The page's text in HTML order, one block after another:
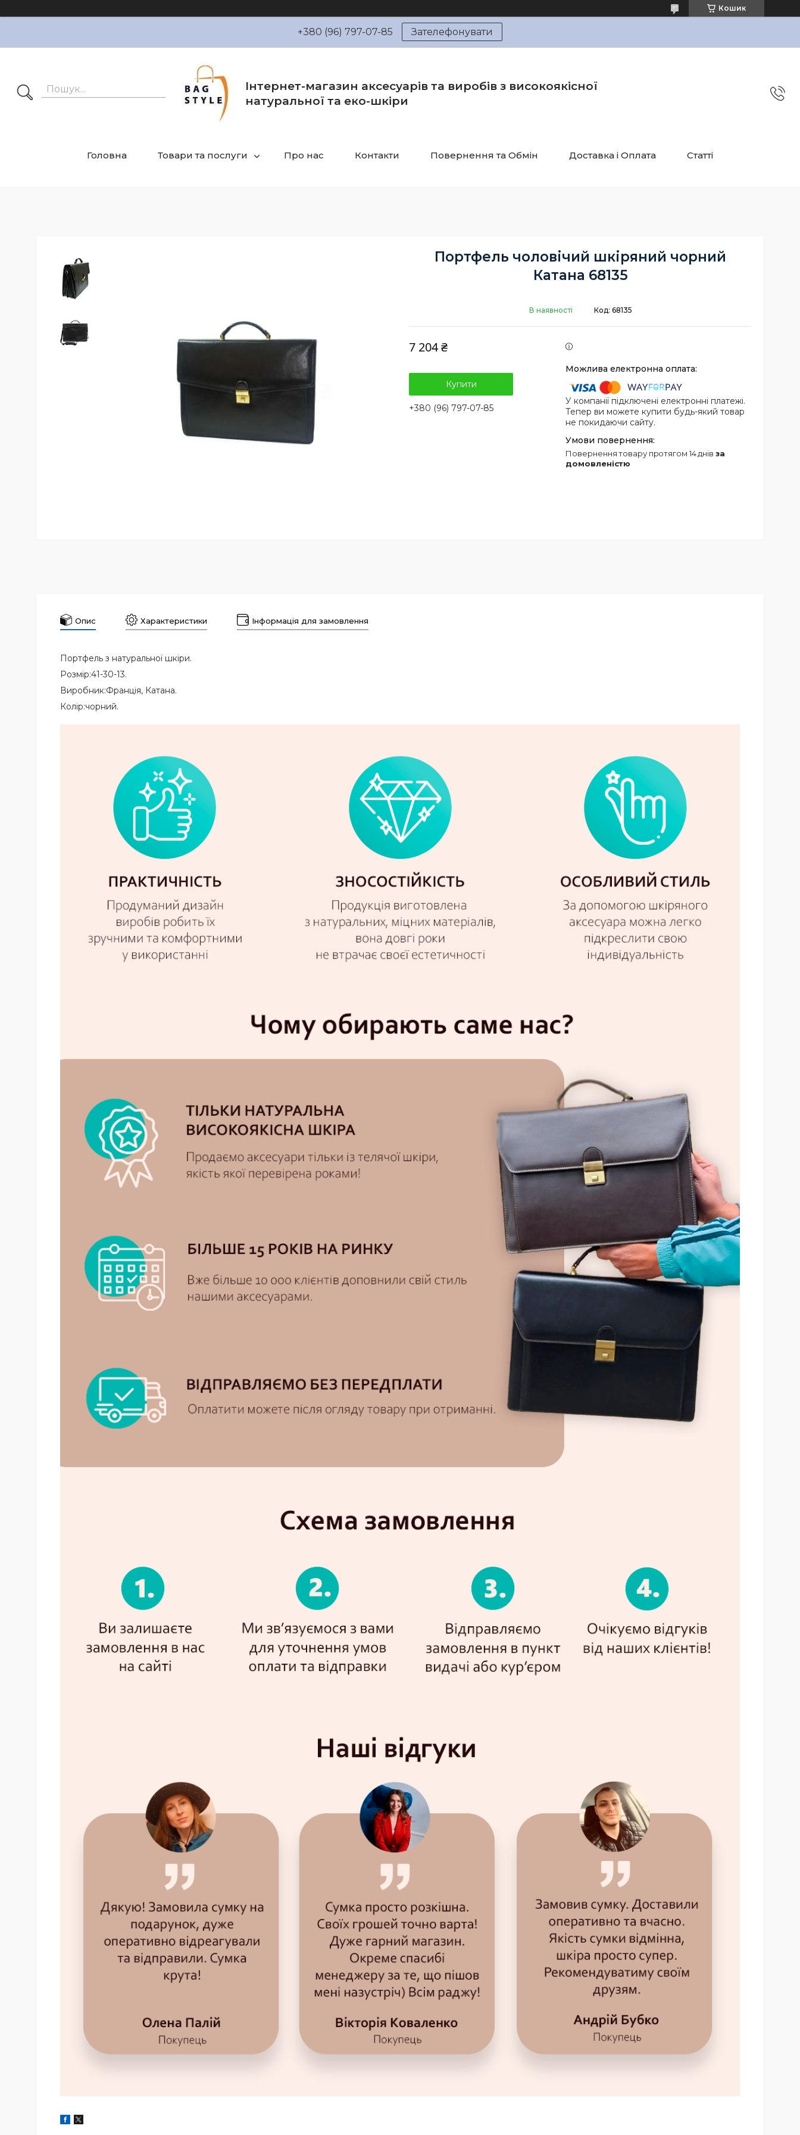
Кошик
+380 (96) 797-07-85 Зателефонувати
Інтернет-магазин аксесуарів та виробів з високоякісної
натуральної та еко-шкіри
Головна Товари та послуги Про нас Контакти Повернення та Обмін Доставка і Оплата Статті
Портфель чоловічий шкіряний чорний
Катана 68135
В наявності Код: 68135
7 204 ₴
Купити
+380 (96) 797-07-85
У компанії підключені електронні платежі.
Тепер ви можете купити будь-який товар
не покидаючи сайту.
повернення товару протягом 14 днів за
домовленістю
Опис Характеристики Інформація для замовлення
Портфель з натуральної шкіри.
Розмір:41-30-13.
Виробник:Франція, Катана.
Колір:чорний.